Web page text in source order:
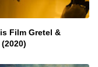
Film Gretel &